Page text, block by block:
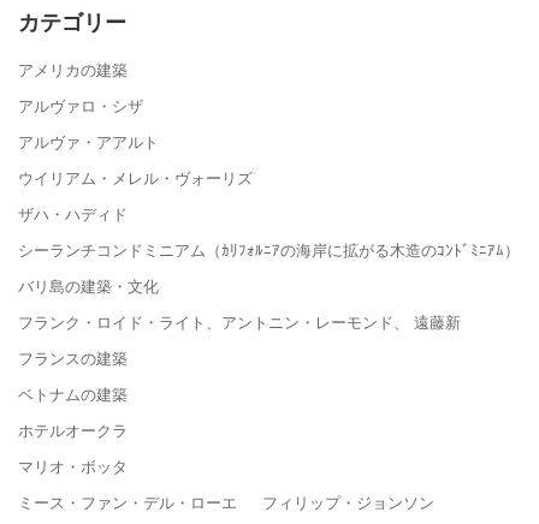
カテゴリー
アメリカの建築
アルヴァロ・シザ
アルヴァ・アアルト
ウイリアム・メレル・ヴォーリズ
ザハ・ハディド
シーランチコンドミニアム（ｶﾘﾌｫﾙﾆｱの海岸に拡がる木造のｺﾝﾄﾞﾐﾆｱﾑ）
バリ島の建築・文化
フランク・ロイド・ライト、アントニン・レーモンド、 遠藤新
フランスの建築
ベトナムの建築
ホテルオークラ
マリオ・ボッタ
ミース・ファン・デル・ローエ フィリップ・ジョンソン